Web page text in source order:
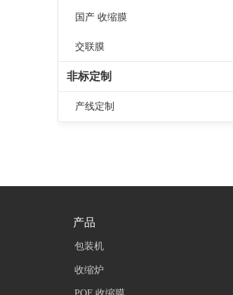
国产 收缩膜
交联膜
非标定制
产线定制
产品
包装机
收缩炉